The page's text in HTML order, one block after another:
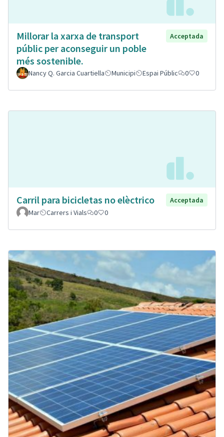
Millorar la xarxa de transport
públic per aconseguir un poble
més sostenible.
Acceptada
Nancy Q. Garcia Cuartiella Municipi Espai Públic 0 0
Carril para bicicletas no elèctrico
Acceptada
Mar
Carrers i Vials 0 0